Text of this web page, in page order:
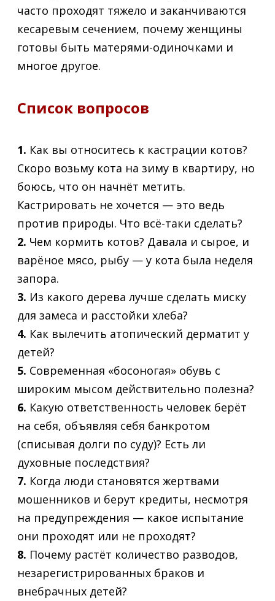
часто проходят тяжело и заканчиваются
кесаревым сечением, почему женщины
готовы быть матерями-одиночками и
многое другое.
Список вопросов
1. Как вы относитесь к кастрации котов?
Скоро возьму кота на зиму в квартиру, но
боюсь, что он начнёт метить.
Кастрировать не хочется — это ведь
против природы. Что всё-таки сделать?
2. Чем кормить котов? Давала и сырое, и
варёное мясо, рыбу — у кота была неделя
запора.
3. Из какого дерева лучше сделать миску
для замеса и расстойки хлеба?
4. Как вылечить атопический дерматит у
детей?
5. Современная «босоногая» обувь с
широким мысом действительно полезна?
6. Какую ответственность человек берёт
на себя, объявляя себя банкротом
(списывая долги по суду)? Есть ли
духовные последствия?
7. Когда люди становятся жертвами
мошенников и берут кредиты, несмотря
на предупреждения — какое испытание
они проходят или не проходят?
8. Почему растёт количество разводов,
незарегистрированных браков и
внебрачных детей?